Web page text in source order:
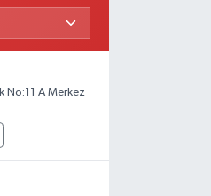
No:11 A Merkez